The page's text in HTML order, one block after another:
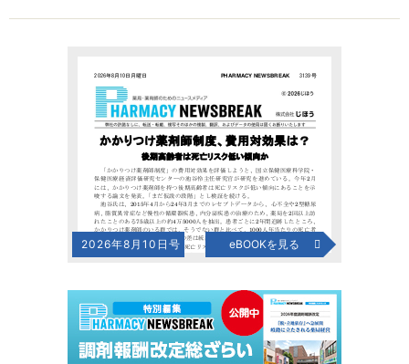
2026年8月10日号 eBOOKを見る